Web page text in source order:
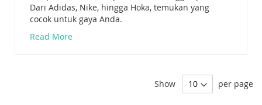
Dari Adidas, Nike, hingga Hoka, temukan yang
cocok untuk gaya Anda.
Read More
Show per page